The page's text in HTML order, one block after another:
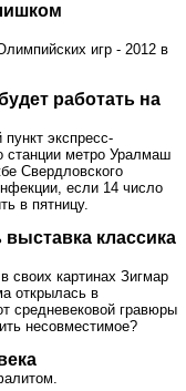
игр - 2012 в
работать на
экспресс-
станции метро Уралмаш
Свердловского
если 14 число
в пятницу.
классика
своих картинах Зигмар
открылась в
средневековой гравюры
несовместимое?